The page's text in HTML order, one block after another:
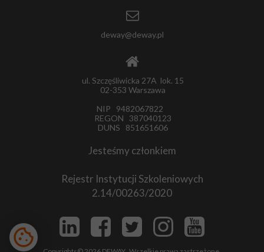
ul. Szczęśliwicka 27A lok. 15
02-353 Warszawa
NIP 9482067822
REGON 387040123
DUNS 851651606
deway@deway.pl
Jesteśmy członkiem
Rejestr Instytucji Szkoleniowych
2.14/00263/2020